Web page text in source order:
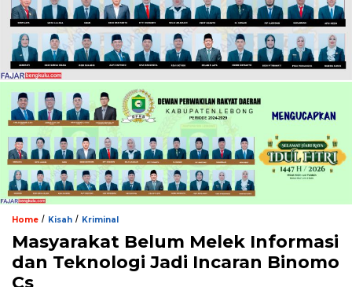
Home / Kisah / Kriminal
Masyarakat Belum Melek Informasi
dan Teknologi Jadi Incaran Binomo
Cs